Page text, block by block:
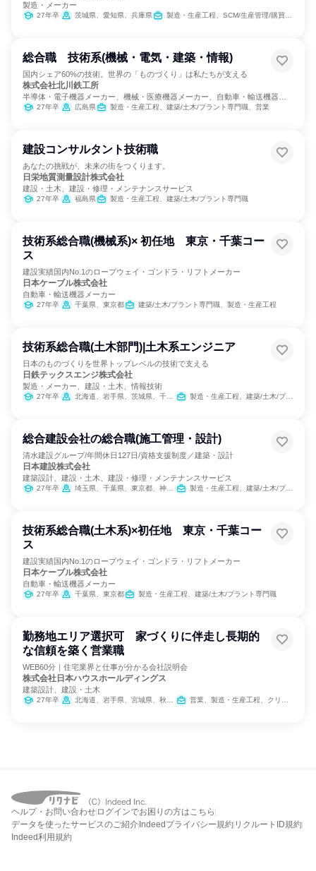
製造・メーカー
27年卒 茨城県、愛知県、兵庫県 製造・生産工程、SCM/生産管理/購買/物流
総合職 技術系(機械・電気・建築・情報)
国内シェア60%の技術。世界の「ものづくり」は私たちが支える
株式会社北川鉄工所
半導体・電子機器メーカー、機械・医療機器メーカー、自動車・輸送機器メ
ーカー27年卒 広島県 製造・生産工程、建築/土木/プラント専門職、営業
建設コンサルタント技術職
あなたの挑戦が、未来の街をつくります。
日栄地質測量設計株式会社
建設・土木、建設・修理・メンテナンスサービス
27年卒 福島県 製造・生産工程、建築/土木/プラント専門職
技術系総合職(機械系)× 初任地 東京・千葉コー
ス
建設実績国内No.1のロープウェイ・ゴンドラ・リフトメーカー
日本ケーブル株式会社
自動車・輸送機器メーカー
27年卒 千葉県、東京都 建築/土木/プラント専門職、製造・生産工程
技術系総合職(土木部門)|土木系エンジニア
日本のものづくりを世界トップレベルの技術で支える
日鉄テックスエンジ株式会社
製造・メーカー、建設・土木、情報技術
27年卒 北海道、岩手県、茨城県、千葉県、東京都、愛知県、大阪府、兵庫県、和歌山県、山口県、福岡県、大分県 製造・生産工程、建築/土木/プラント専門職
総合建設会社の総合職(施工管理・設計)
清水建設グループ/年間休日127日/資格支援制度／建築・設計
日本建設株式会社
建築設計、建設・土木、建設・修理・メンテナンスサービス
27年卒 埼玉県、千葉県、東京都、神奈川県 製造・生産工程、建築/土木/プラント専門職
技術系総合職(土木系)×初任地 東京・千葉コー
ス
建設実績国内No.1のロープウェイ・ゴンドラ・リフトメーカー
日本ケーブル株式会社
自動車・輸送機器メーカー
27年卒 千葉県、東京都 製造・生産工程、建築/土木/プラント専門職
勤務地エリア選択可 家づくりに伴走し長期的
な信頼を築く営業職
WEB60分｜住宅業界と仕事が分かる会社説明会
株式会社日本ハウスホールディングス
建築設計、建設・土木
27年卒 北海道、岩手県、宮城県、秋田県、山形県、福島県、茨城県、栃木県、群馬県、埼玉県、千葉県、東京都、神奈川県、新潟県、富山県、石川県、福井県、山梨県、長野県、岐阜県、静岡県、愛知県、三重県、兵庫県、奈良県、岡山県、香川県、愛媛県、福岡県、佐賀県、熊本県、大分県、宮崎県 営業、製造・生産工程、クリエイティブ/デザイン職、建築/土木/プラント専門職
ヘルプ・お問い合わせ ログインでお困りの方はこちら
データを使ったサービスのご紹介 Indeedプライバシー規約 リクルートID規約
Indeed利用規約